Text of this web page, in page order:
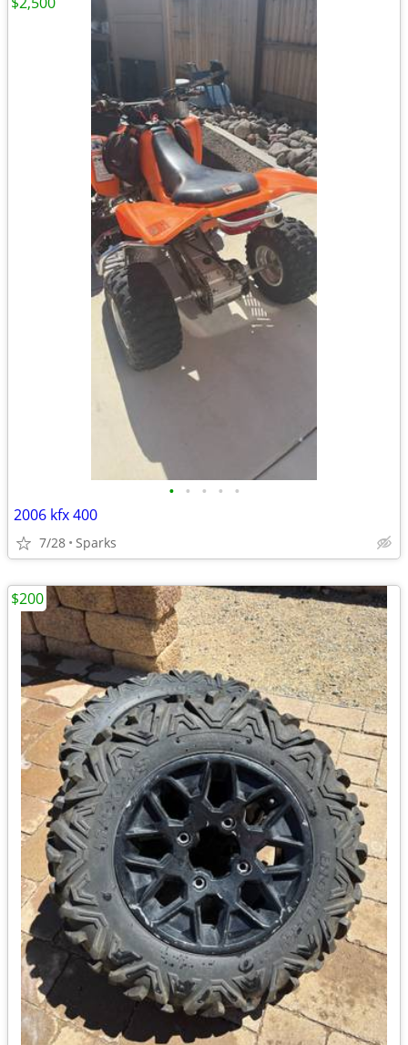
• • • • •
2006 kfx 400
7/28 Sparks
$200